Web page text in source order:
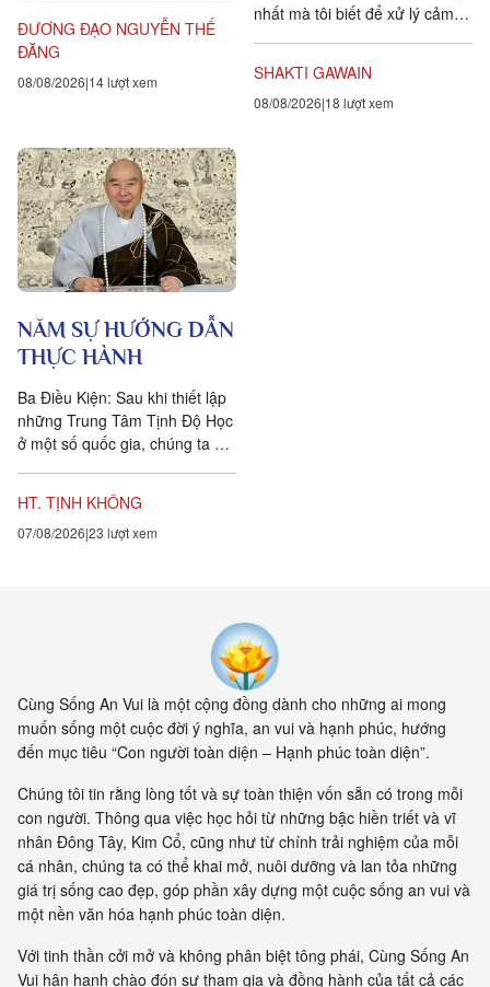
ĐƯƠNG ĐẠO NGUYỄN THẾ
ĐĂNG
08/08/2026 14 lượt xem
nhất mà tôi biết để xử lý cảm
SHAKTI GAWAIN
08/08/2026 18 lượt xem
NĂM SỰ HƯỚNG DẪN
THỰC HÀNH
Ba Điều Kiện: Sau khi thiết lập
những Trung Tâm Tịnh Độ Học
ở một số quốc gia, chúng ta đặt
HT. TỊNH KHÔNG
07/08/2026 23 lượt xem
Cùng Sống An Vui là một cộng đồng dành cho những ai mong
muốn sống một cuộc đời ý nghĩa, an vui và hạnh phúc, hướng
đến mục tiêu “Con người toàn diện – Hạnh phúc toàn diện”.
Chúng tôi tin rằng lòng tốt và sự toàn thiện vốn sẵn có trong mỗi
con người. Thông qua việc học hỏi từ những bậc hiền triết và vĩ
nhân Đông Tây, Kim Cổ, cũng như từ chính trải nghiệm của mỗi
cá nhân, chúng ta có thể khai mở, nuôi dưỡng và lan tỏa những
giá trị sống cao đẹp, góp phần xây dựng một cuộc sống an vui và
một nền văn hóa hạnh phúc toàn diện.
Với tinh thần cởi mở và không phân biệt tông phái, Cùng Sống An
Vui hân hạnh chào đón sự tham gia và đồng hành của tất cả các